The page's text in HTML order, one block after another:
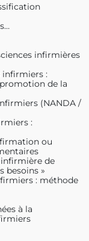
infirmières
infirmiers :
de la
(NANDA /
:
ou
infirmière de
besoins »
: méthode
à la